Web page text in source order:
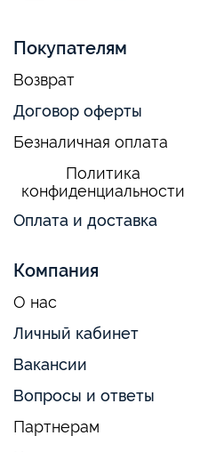
Покупателям
Возврат
Договор оферты
Безналичная оплата
Политика
конфиденциальности
Оплата и доставка
Компания
О нас
Личный кабинет
Вакансии
Вопросы и ответы
Партнерам